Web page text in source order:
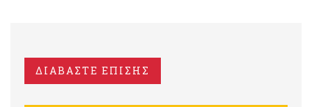
ΔΙΑΒΑΣΤΕ ΕΠΙΣΗΣ